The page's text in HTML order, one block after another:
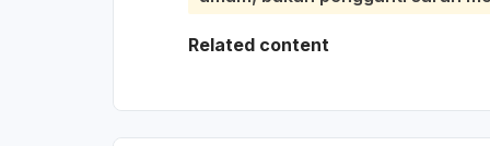
tertentu seperti anemia, gangguan
terasa ke gigi juga bisa karena luka
dan bila perlu menyarankan
ini, hindari makanan pedas, asam,
Related content